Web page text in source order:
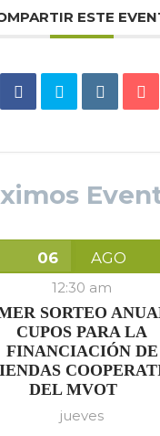
ESTE
06 AGO
12:30 am
SORTEO
CUPOS PARA LA
FINANCIACIÓN DE
DEL MVOT
jueves